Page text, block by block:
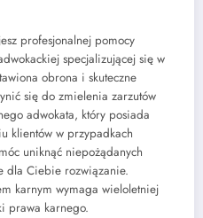
profesjonalnej pomocy
specjalizującej się w
obrona i skuteczne
się do zmielenia zarzutów
adwokata, który posiada
klientów w przypadkach
uniknąć niepożądanych
dla Ciebie rozwiązanie.
karnym wymaga wieloletniej
prawa karnego.